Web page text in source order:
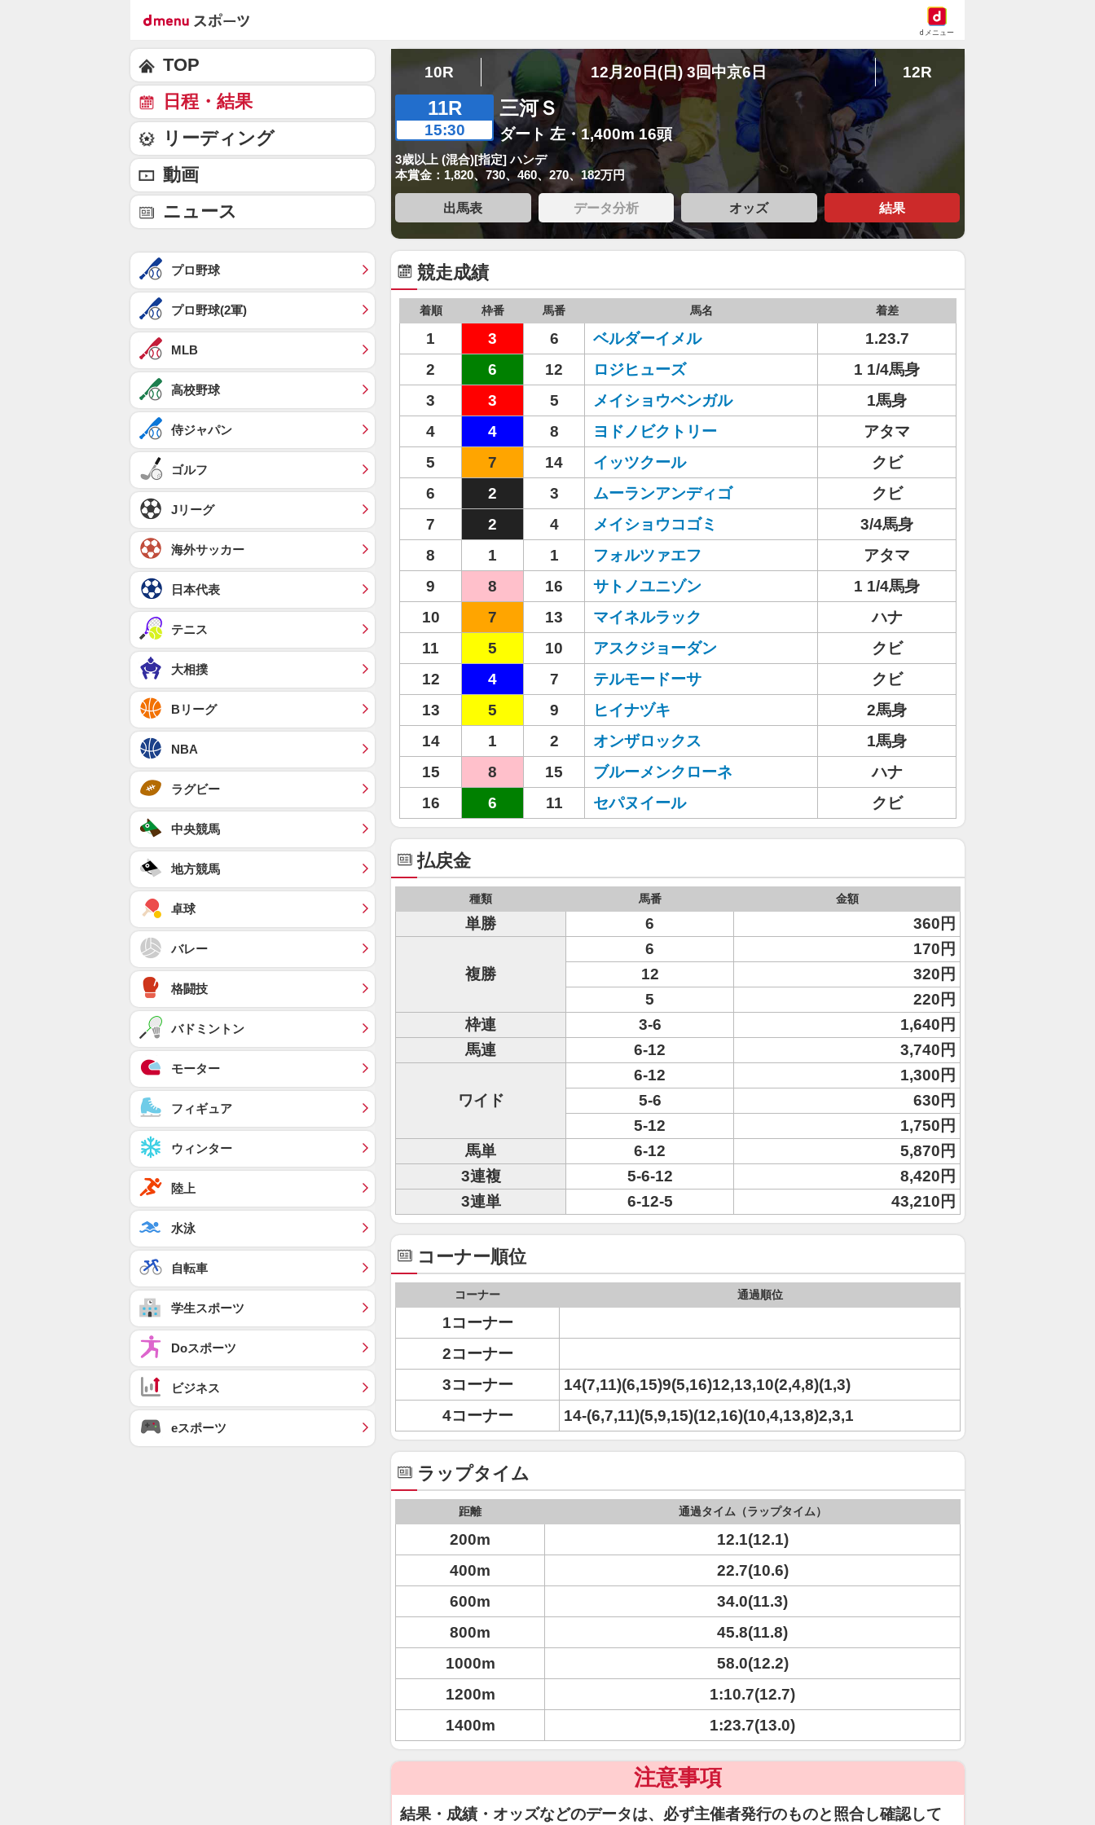
dメニュー
10R 12月20日(日) 3回中京6日 12R
11R
15:30
三河Ｓ
ダート 左・1,400m 16頭
3歳以上 (混合)[指定] ハンデ
本賞金：1,820、730、460、270、182万円
出馬表 データ分析 オッズ 結果
競走成績
着順 枠番 馬番 馬名 着差
1 3 6 ベルダーイメル
1.23.7
2
6 12 ロジヒューズ
1 1/4馬身
3
3 5 メイショウベンガル
1馬身
4
4 8 ヨドノビクトリー
アタマ
5
7 14 イッツクール
クビ
6
2 3 ムーランアンディゴ
クビ
7
2 4 メイショウコゴミ
3/4馬身
8
1 1 フォルツァエフ
アタマ
9
8 16 サトノユニゾン
1 1/4馬身
10
7 13 マイネルラック
ハナ
11
5 10 アスクジョーダン
クビ
12
4 7 テルモードーサ
クビ
13
5 9 ヒイナヅキ
2馬身
14
1 2 オンザロックス
1馬身
15
8 15 ブルーメンクローネ
ハナ
16
6 11 セパヌイール クビ
払戻金
種類 馬番 金額
単勝 6 360円
複勝
6
170円
12
320円
5
220円
枠連
3-6
1,640円
馬連
6-12 3,740円
ワイド
6-12
1,300円
5-6
630円
5-12
1,750円
馬単
6-12
5,870円
3連複
5-6-12
8,420円
3連単
6-12-5 43,210円
コーナー順位
コーナー 通過順位
1コーナー
2コーナー
3コーナー
14(7,11)(6,15)9(5,16)12,13,10(2,4,8)(1,3)
4コーナー
14-(6,7,11)(5,9,15)(12,16)(10,4,13,8)2,3,1
ラップタイム
距離 通過タイム（ラップタイム）
200m
12.1(12.1)
400m
22.7(10.6)
600m
34.0(11.3)
800m
45.8(11.8)
1000m
58.0(12.2)
1200m
1:10.7(12.7)
1400m
1:23.7(13.0)
注意事項
結果・成績・オッズなどのデータは、必ず主催者発行のものと照合し確認して
TOP
日程・結果
リーディング
動画
ニュース
プロ野球
プロ野球(2軍)
MLB
高校野球
侍ジャパン
ゴルフ
Jリーグ
海外サッカー
日本代表
テニス
大相撲
Bリーグ
NBA
ラグビー
中央競馬
地方競馬
卓球
バレー
格闘技
バドミントン
モーター
フィギュア
ウィンター
陸上
水泳
自転車
学生スポーツ
Doスポーツ
ビジネス
eスポーツ